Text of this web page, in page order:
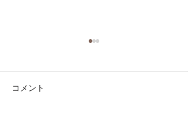
コメント